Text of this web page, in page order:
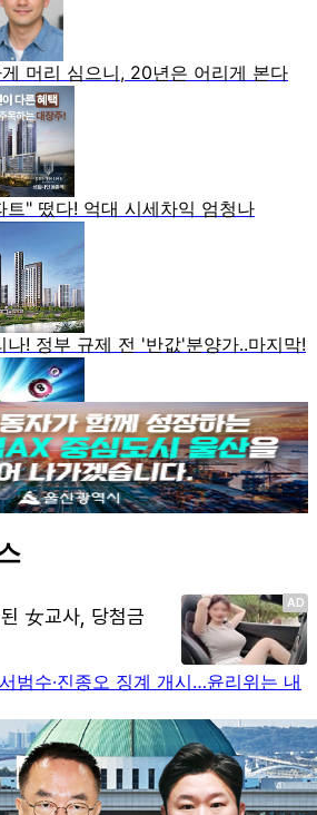
범수·진종오 징계 개시…윤리위는 내